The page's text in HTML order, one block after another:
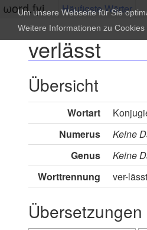
ωord.fyi Häufigste Wörter
verlässt
Übersicht
Wortart
Numerus
Keine
Genus
Keine
Worttrennung
ver-lässt
Übersetzungen
Um unsere Webseite für Sie
Weitere Informationen zu